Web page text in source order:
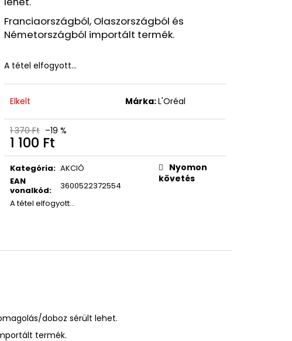
Franciaországból, Olaszországból és
Németországból importált termék.
A tétel elfogyott…
Elkelt Márka:L'Oréal
1 370 Ft –19 %
1 100 Ft
Egységár:
Kategória: AKCIÓ
EAN
vonalkód:
3600522372554
A tétel elfogyott…
Nyomon
követés
doboz sérült lehet.
termék.
JOSEON MATTE SUN STICK
18G